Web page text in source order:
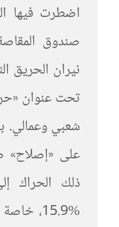
اضطرت فيها
نيران الحريق
شعبي وعمالي.
على «إصلاح»
ذلك الحراك
%15.9،